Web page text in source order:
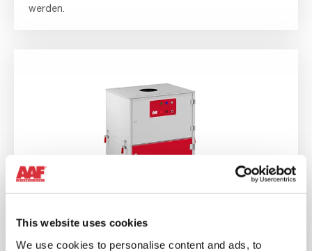
This website uses cookies
We use cookies to personalise content and ads, to
werden.